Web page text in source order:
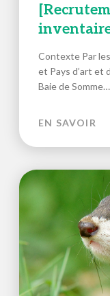
Contexte Par
et Pays d’art et
Baie de Somme…
EN SAVOIR